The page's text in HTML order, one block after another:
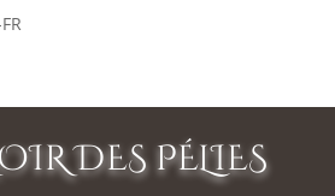
DES PÉLIES